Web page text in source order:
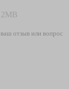
отзыв или вопрос